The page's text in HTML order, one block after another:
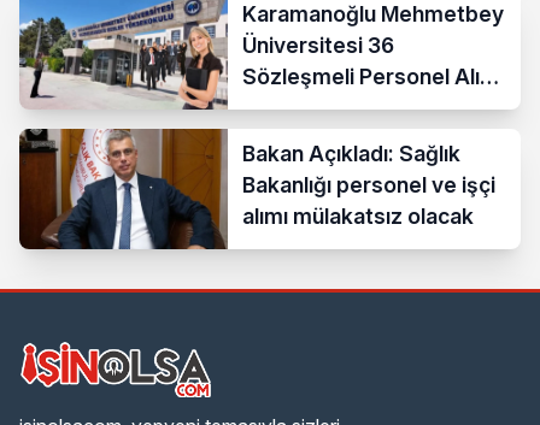
Karamanoğlu Mehmetbey
Üniversitesi 36
Sözleşmeli Personel Alımı
Yapacak
Bakan Açıkladı: Sağlık
Bakanlığı personel ve işçi
alımı mülakatsız olacak